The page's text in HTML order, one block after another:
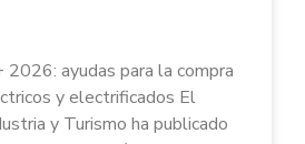
ayudas para la compra
y electrificados El
y Turismo ha publicado